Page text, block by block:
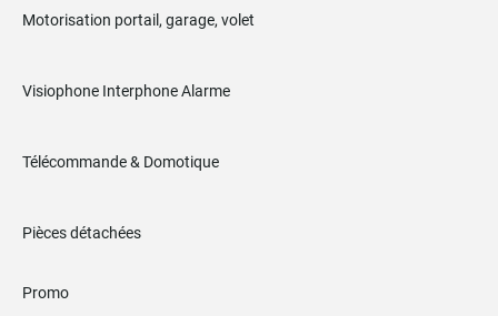
Motorisation portail, garage, volet
Visiophone Interphone Alarme
Télécommande & Domotique
Pièces détachées
Promo